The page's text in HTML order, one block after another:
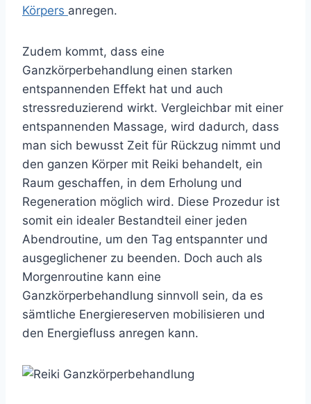
Körpers anregen.
Zudem kommt, dass eine
Ganzkörperbehandlung einen starken
entspannenden Effekt hat und auch
stressreduzierend wirkt. Vergleichbar mit einer
entspannenden Massage, wird dadurch, dass
man sich bewusst Zeit für Rückzug nimmt und
den ganzen Körper mit Reiki behandelt, ein
Raum geschaffen, in dem Erholung und
Regeneration möglich wird. Diese Prozedur ist
somit ein idealer Bestandteil einer jeden
Abendroutine, um den Tag entspannter und
ausgeglichener zu beenden. Doch auch als
Morgenroutine kann eine
Ganzkörperbehandlung sinnvoll sein, da es
sämtliche Energiereserven mobilisieren und
den Energiefluss anregen kann.